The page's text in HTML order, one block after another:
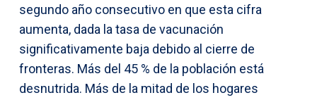
segundo año consecutivo en que esta cifra
aumenta, dada la tasa de vacunación
significativamente baja debido al cierre de
fronteras. Más del 45 % de la población está
desnutrida. Más de la mitad de los hogares